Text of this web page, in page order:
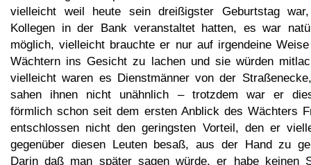
vielleicht weil heute sein dreißigster Geburtstag
Kollegen in der Bank veranstaltet hatten, es war
möglich, vielleicht brauchte er nur auf irgendeine
Wächtern ins Gesicht zu lachen und sie würden
vielleicht waren es Dienstmänner von der
sahen ihnen nicht unähnlich – trotzdem war er
förmlich schon seit dem ersten Anblick des Wächters
entschlossen nicht den geringsten Vorteil, den er
gegenüber diesen Leuten besaß, aus der Hand zu
Darin daß man später sagen würde, er habe keinen